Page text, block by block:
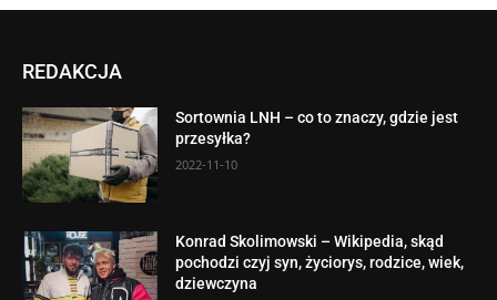
REDAKCJA
Sortownia LNH – co to znaczy, gdzie jest
przesyłka?
2022-11-10
Konrad Skolimowski – Wikipedia, skąd
pochodzi czyj syn, życiorys, rodzice, wiek,
dziewczyna